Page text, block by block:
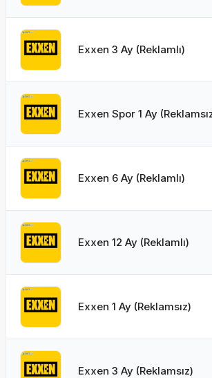
Exxen 3 Ay (Reklamlı)
Exxen Spor 1 Ay
Exxen 6 Ay (Reklamlı)
Exxen 12 Ay (Reklamlı)
Exxen 1 Ay (Reklamsız)
Exxen 3 Ay (Reklamsız)